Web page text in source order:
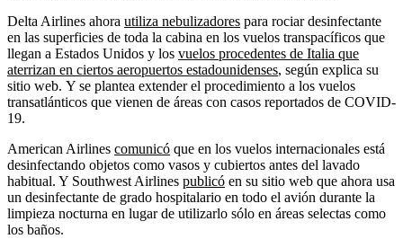
Delta Airlines ahora utiliza nebulizadores para rociar desinfectante
en las superficies de toda la cabina en los vuelos transpacíficos que
llegan a Estados Unidos y los vuelos procedentes de Italia que
aterrizan en ciertos aeropuertos estadounidenses, según explica su
sitio web. Y se plantea extender el procedimiento a los vuelos
transatlánticos que vienen de áreas con casos reportados de COVID-
19.
American Airlines comunicó que en los vuelos internacionales está
desinfectando objetos como vasos y cubiertos antes del lavado
habitual. Y Southwest Airlines publicó en su sitio web que ahora usa
un desinfectante de grado hospitalario en todo el avión durante la
limpieza nocturna en lugar de utilizarlo sólo en áreas selectas como
los baños.